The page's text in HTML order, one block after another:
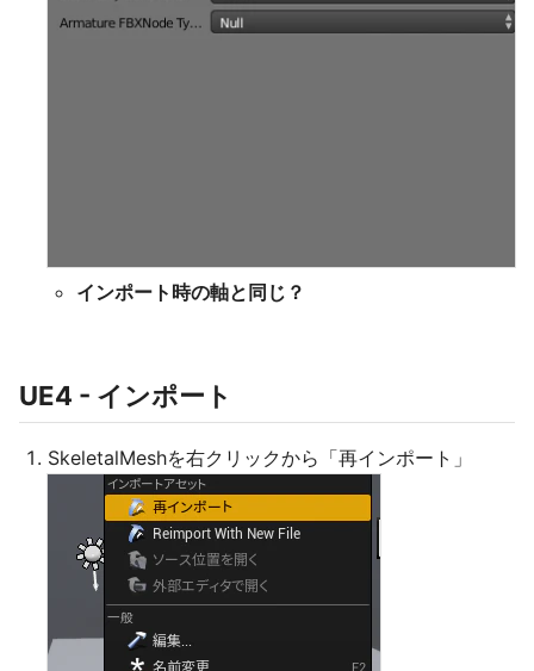
インポート時の軸と同じ？
UE4 - インポート
SkeletalMeshを右クリックから「再インポート」